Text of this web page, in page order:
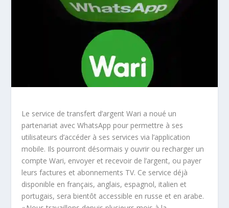
Le service de transfert d’argent Wari a noué un
partenariat avec WhatsApp pour permettre à ses
utilisateurs d’accéder à ses services via l’application
mobile. Ils pourront désormais y ouvrir ou recharger un
compte Wari, envoyer et recevoir de l’argent, ou payer
leurs factures et abonnements TV. Ce service déjà
disponible en français, anglais, espagnol, italien et
portugais, sera bientôt accessible en russe et en arabe.